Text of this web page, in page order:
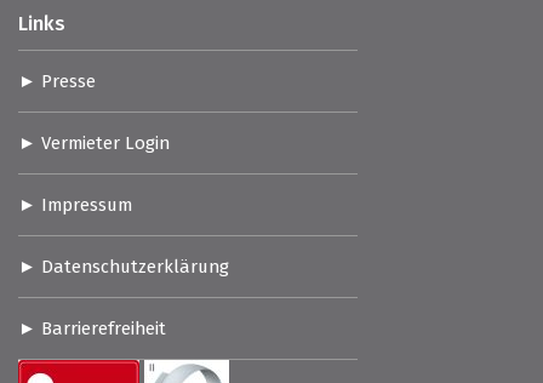
Links
Presse
Vermieter Login
Impressum
Datenschutzerklärung
Barrierefreiheit